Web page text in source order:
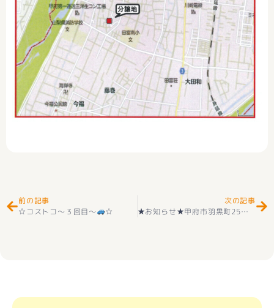
前の記事
☆コストコ～３回目～
☆
次の記事
★お知らせ★甲府市羽黒町25区画！お好きな建築メーカーで計画可能！上下水道完備！住宅用地 好評販売中(^^♪